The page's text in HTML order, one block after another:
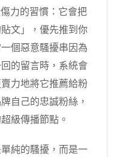
力的習慣：它會把
文」，優先推到你
個惡意騷擾串因為
的留言時，系統會
力地將它推薦給粉
自己的忠誠粉絲，
級傳播節點。
純的騷擾，而是一